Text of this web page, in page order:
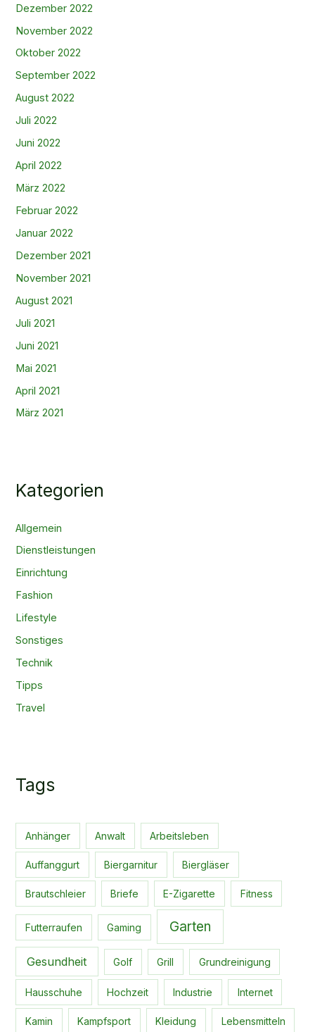
Dezember 2022
November 2022
Oktober 2022
September 2022
August 2022
Juli 2022
Juni 2022
April 2022
März 2022
Februar 2022
Januar 2022
Dezember 2021
November 2021
August 2021
Juli 2021
Juni 2021
Mai 2021
April 2021
März 2021
Kategorien
Allgemein
Dienstleistungen
Einrichtung
Fashion
Lifestyle
Sonstiges
Technik
Tipps
Travel
Tags
Anhänger Anwalt Arbeitsleben
Auffanggurt Biergarnitur Biergläser
Brautschleier Briefe E-Zigarette Fitness
Futterraufen Gaming Garten
Gesundheit Golf Grill Grundreinigung
Hausschuhe Hochzeit Industrie Internet
Kamin Kampfsport Kleidung Lebensmitteln